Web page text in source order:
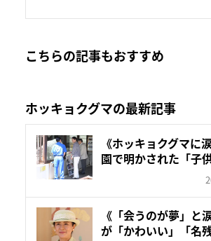
こちらの記事もおすすめ
ホッキョクグマの最新記事
《ホッキョクグマ
園で明かされた「子
《「会うのが夢」
が「かわいい」「名